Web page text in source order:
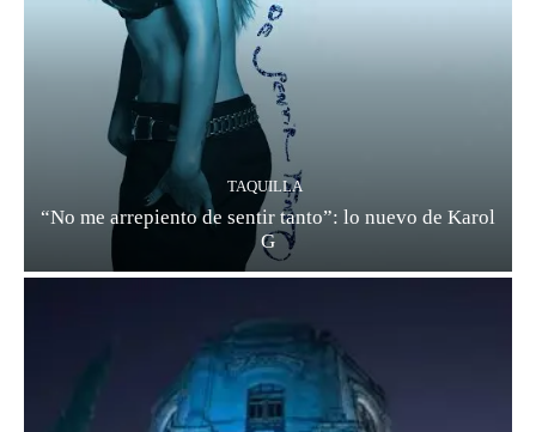
TAQUILLA
“No me arrepiento de sentir tanto”: lo nuevo de Karol
G